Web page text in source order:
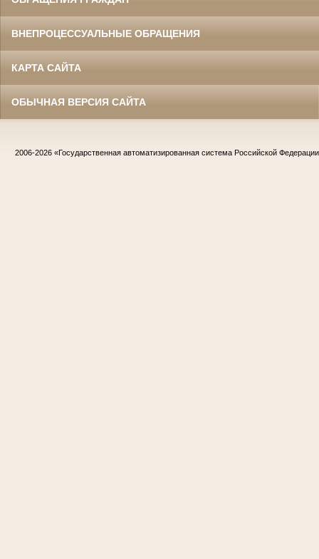
ВНЕПРОЦЕССУАЛЬНЫЕ ОБРАЩЕНИЯ
КАРТА САЙТА
ОБЫЧНАЯ ВЕРСИЯ САЙТА
2006-2026 «Государственная автоматизированная система Российской